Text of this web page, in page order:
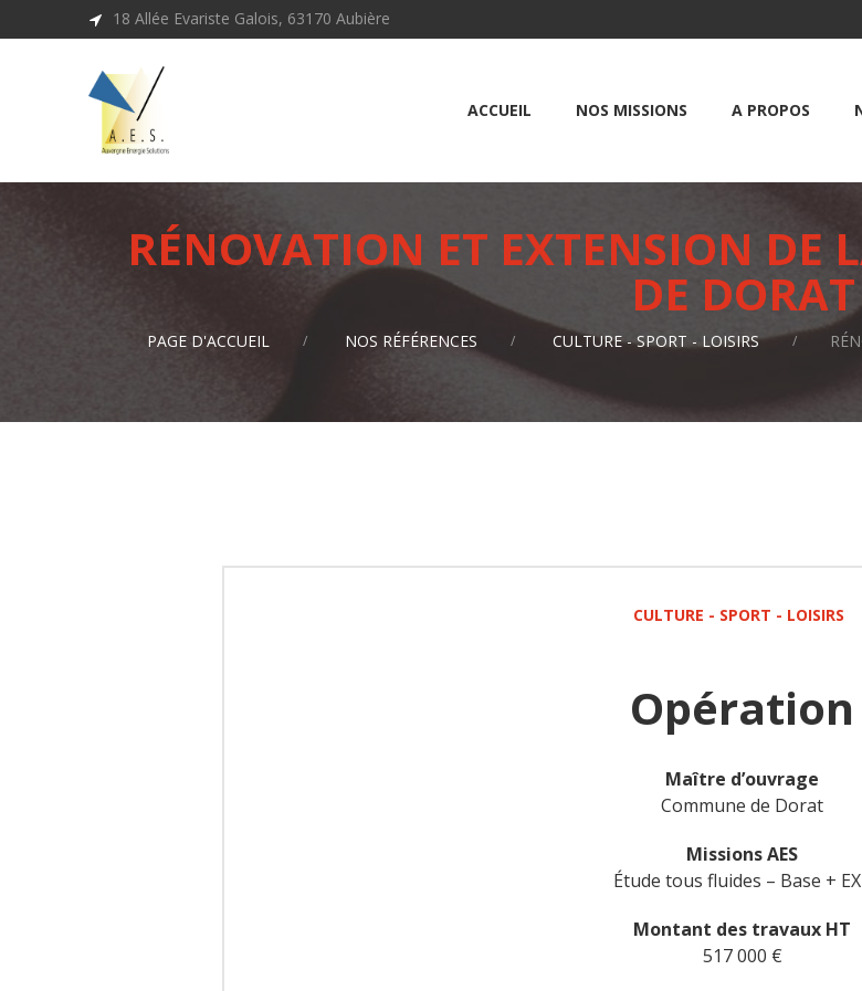
18 Allée Evariste Galois, 63170 Aubière
ACCUEIL NOS MISSIONS A PROPOS
RÉNOVATION ET EXTENSION DE
DE DORAT
PAGE D'ACCUEIL NOS RÉFÉRENCES CULTURE - SPORT - LOISIRS
CULTURE - SPORT - LOISIRS
Opération
Maître d’ouvrage
Commune de Dorat
Missions AES
Étude tous fluides – Base +
Montant des travaux HT
517 000 €